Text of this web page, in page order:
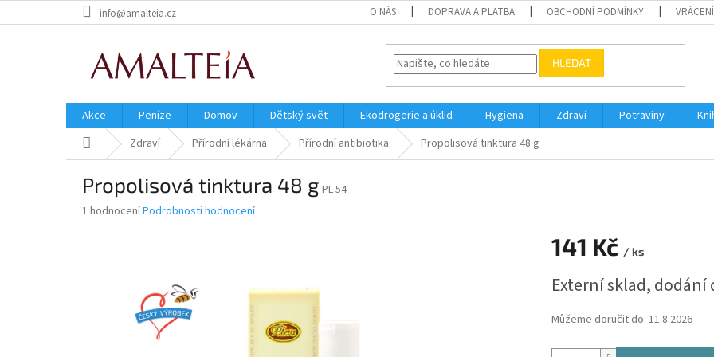
na
info@amalteia.cz O NÁS DOPRAVA A PLATBA OBCHODNÍ PODMÍNKY
HLEDAT
Akce Peníze Domov Dětský svět Ekodrogerie a úklid Hygiena Zdraví Potraviny
Domů Zdraví Přírodní lékárna Přírodní antibiotika Propolisová tinktura 48 g
Propolisová tinktura 48 g PL 54
Průměrné
1 hodnoceníPodrobnosti hodnocení
141 Kč / ks
cena:
Externí sklad, dodání
Můžeme doručit do: 11.8.2026